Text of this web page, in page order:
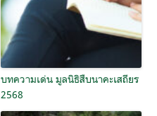
บทความเด่น มูลนิธิสืบนาคะเสถียร
2568